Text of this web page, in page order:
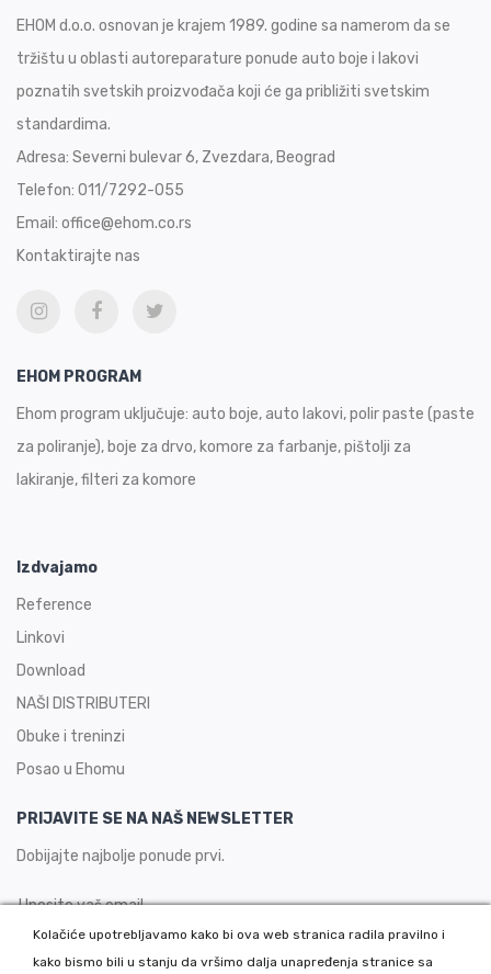
EHOM d.o.o. osnovan je krajem 1989. godine sa namerom da se
tržištu u oblasti autoreparature ponude auto boje i lakovi
poznatih svetskih proizvođača koji će ga približiti svetskim
standardima.
Adresa: Severni bulevar 6, Zvezdara, Beograd
Telefon: 011/7292-055
Email: office@ehom.co.rs
Kontaktirajte nas
EHOM PROGRAM
Ehom program uključuje: auto boje, auto lakovi, polir paste (paste
za poliranje), boje za drvo, komore za farbanje, pištolji za
lakiranje, filteri za komore
Izdvajamo
Reference
Linkovi
Download
NAŠI DISTRIBUTERI
Obuke i treninzi
Posao u Ehomu
PRIJAVITE SE NA NAŠ NEWSLETTER
Dobijajte najbolje ponude prvi.
Kolačiće upotrebljavamo kako bi ova web stranica radila pravilno i
kako bismo bili u stanju da vršimo dalja unapređenja stranice sa